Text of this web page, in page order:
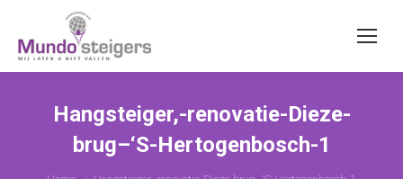
Hangsteiger,-renovatie-Dieze-
brug–‘S-Hertogenbosch-1
Je bent hier: